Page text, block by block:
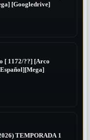
[Googledrive]
[ 1172/??] [Arco
TEMPORADA 1